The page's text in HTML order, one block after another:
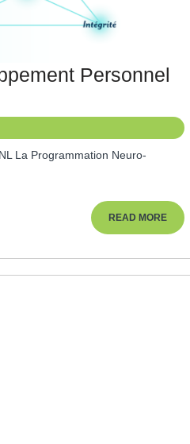
Personnel
READ MOREREAD
MORE